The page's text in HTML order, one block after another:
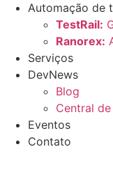
Automação de
TestRail:
Ranorex:
Serviços
DevNews
Blog
Central
Eventos
Contato